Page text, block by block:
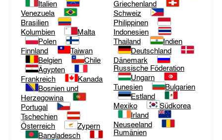
Italien
Venezuela
Brasilien
Kolumbien
Malta
Polen
Finnland
Taiwan
Belgien
Chile
Ägypten
Frankreich
Kanada
Bosnien und
Herzegowina
Portugal
Tschechien
Österreich
Zypern
Bangladesch
Griechenland
Schweiz
Philippinen
Indonesien
Thailand
Indien
Deutschland
Dänemark
Russische Föderation
Ungarn
Tunesien
Bulgarien
Estland
Mexiko
Südkorea
Irland
Neuseeland
Rumänien